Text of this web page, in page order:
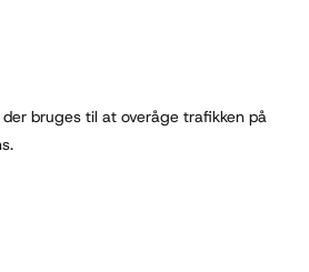
bruges til at overåge trafikken på